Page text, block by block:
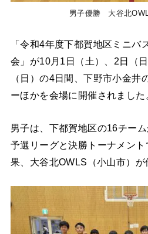
男子優勝 大谷北
「令和4年度下都賀地区ミニバ
会」が10月1日（土）、2日（
（日）の4日間、下野市小金井
ーほかを会場に開催されました
男子は、下都賀地区の16チーム
予選リーグと決勝トーナメン
果、大谷北OWLS（小山市）が